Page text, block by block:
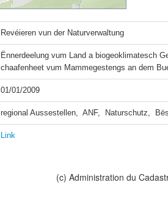
Revéieren vun der Naturverwaltung
Ënnerdeelung vum Land a biogeoklimatesch
chaafenheet vum Mammegestengs an dem
01/01/2009
regional Aussestellen,  ANF,  Naturschutz,
Link
(c) Administration du